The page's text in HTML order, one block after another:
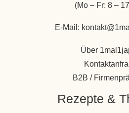
(Mo – Fr: 8 –
E-Mail:
Über
B2B /
Rezepte &